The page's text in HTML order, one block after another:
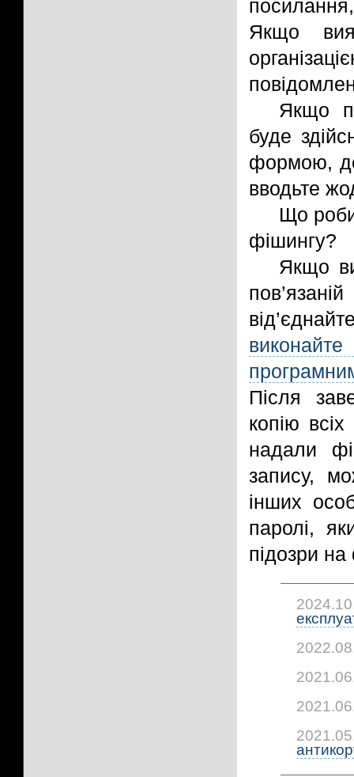
Якщо
Якщо
буде
формою,
вводьте
Що
фішингу?
Якщо
Після
копію
надали
запису,
інших
паролі,
підозри на